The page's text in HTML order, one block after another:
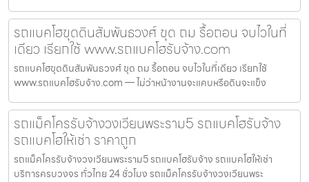
รถแบคโฮขุดดินสัมพันธวงศ์ ขุด ถม รื้อถอน จบไวในที่
เดียว เรียกใช้ www.รถแบคโฮรับจ้าง.com
รถแบคโฮขุดดินสัมพันธวงศ์ ขุด ถม รื้อถอน จบไวในที่เดียว เรียกใช้
www.รถแบคโฮรับจ้าง.com — ไม่ว่าหน้างานจะแคบหรือดินจะแข็ง
รถแม็คโครรับจ้างวงเวียนพระราม5 รถแบคโฮรับจ้าง
รถแบคโฮให้เช่า ราคาถูก
รถแม็คโครรับจ้างวงเวียนพระราม5 รถแบคโฮรับจ้าง รถแบคโฮให้เช่า
บริการครบวงจร ทั่วไทย 24 ชั่วโมง รถแม็คโครรับจ้างวงเวียนพระ